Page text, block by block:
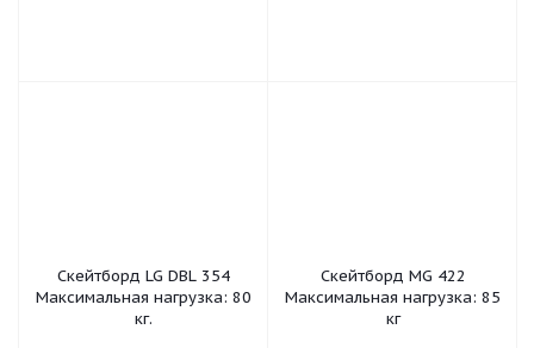
Скейтборд LG DBL 354
Максимальная нагрузка: 80
кг.
Скейтборд MG 422
Максимальная нагрузка: 85
кг